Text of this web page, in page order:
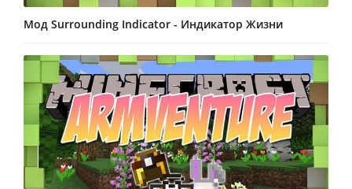
Мод Surrounding Indicator - Индикатор Жизни